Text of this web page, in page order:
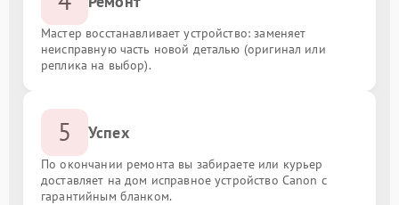
Мастер восстанавливает устройство: заменяет
неисправную часть новой деталью (оригинал или
реплика на выбор).
5 Успех
По окончании ремонта вы забираете или курьер
доставляет на дом исправное устройство Canon с
гарантийным бланком.